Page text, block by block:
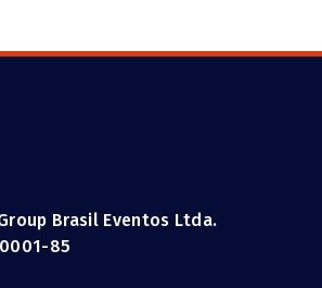
Brasil Eventos Ltda.
85